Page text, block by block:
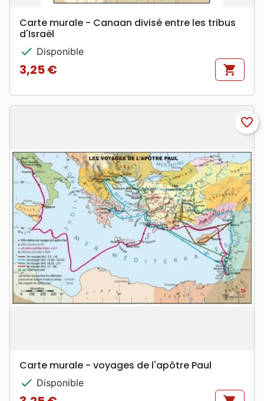
Carte murale - Canaan divisé entre les tribus
d'Israël
check Disponible
Prix
3,25 € shopping_cart
favorite_border
Carte murale - voyages de l'apôtre Paul
check Disponible